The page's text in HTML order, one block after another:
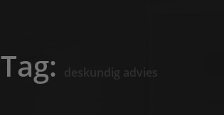
Tag: deskundig advies